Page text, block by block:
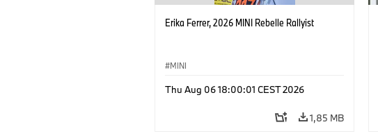
Erika Ferrer, 2026 MINI Rebelle Rallyist
MINI
Thu Aug 06 18:00:01 CEST 2026
1,85 MB